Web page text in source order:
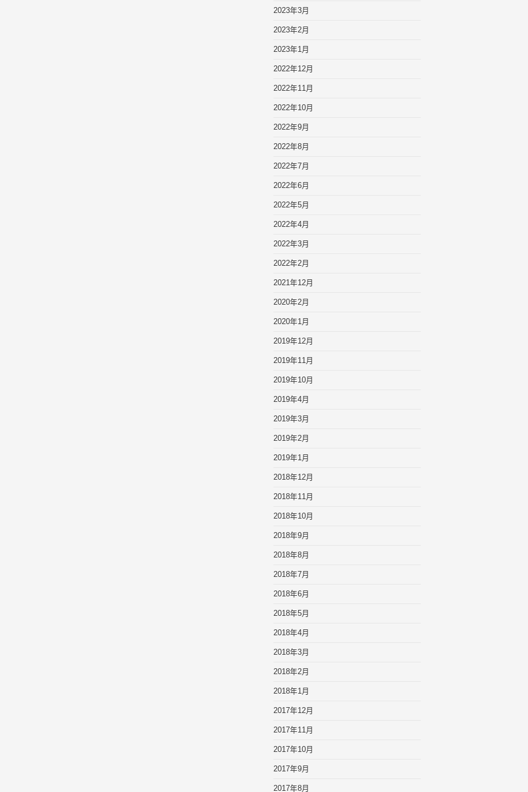
2023年3月
2023年2月
2023年1月
2022年12月
2022年11月
2022年10月
2022年9月
2022年8月
2022年7月
2022年6月
2022年5月
2022年4月
2022年3月
2022年2月
2021年12月
2020年2月
2020年1月
2019年12月
2019年11月
2019年10月
2019年4月
2019年3月
2019年2月
2019年1月
2018年12月
2018年11月
2018年10月
2018年9月
2018年8月
2018年7月
2018年6月
2018年5月
2018年4月
2018年3月
2018年2月
2018年1月
2017年12月
2017年11月
2017年10月
2017年9月
2017年8月